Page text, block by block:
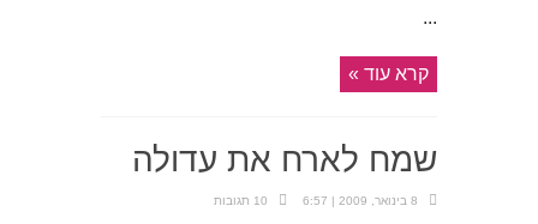
...
קרא עוד »
שמח לארח את עדולה
8 בינואר, 2009 | 6:57 10 תגובות